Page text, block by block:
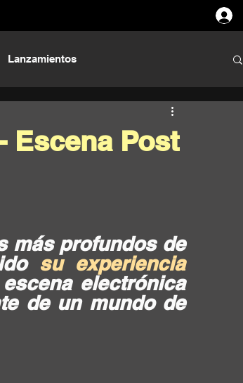
Lanzamientos
Escena Post
más profundos de
su experiencia
electrónica
colombiana, quédate aquí y entérate de un mundo de